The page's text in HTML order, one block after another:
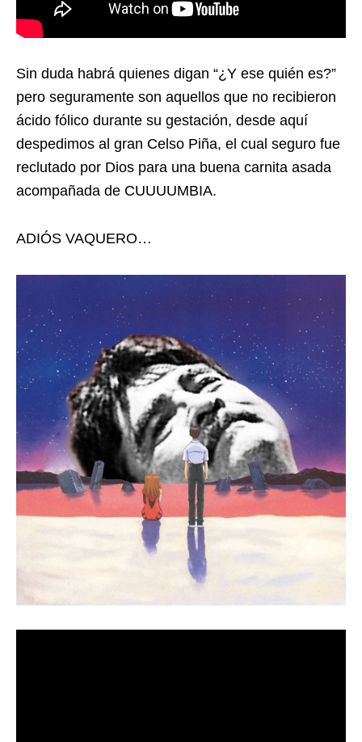
Sin duda habrá quienes digan “¿Y ese quién es?”
pero seguramente son aquellos que no recibieron
ácido fólico durante su gestación, desde aquí
despedimos al gran Celso Piña, el cual seguro fue
reclutado por Dios para una buena carnita asada
acompañada de CUUUUMBIA.
ADIÓS VAQUERO…